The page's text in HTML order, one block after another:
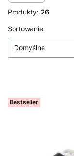
Produkty: 26
Lista
Sortowanie:
Domyślne
Bestseller